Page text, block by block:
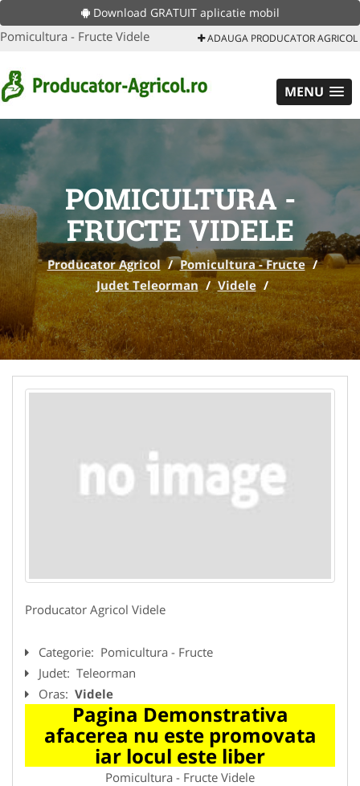
Download GRATUIT aplicatie mobil
Pomicultura - Fructe Videle ADAUGA PRODUCATOR AGRICOL
MENU
POMICULTURA -
FRUCTE VIDELE
Producator Agricol / Pomicultura - Fructe /
Judet Teleorman / Videle /
Producator Agricol Videle
Categorie: Pomicultura - Fructe
Judet: Teleorman
Oras: Videle
Pagina Demonstrativa
afacerea nu este promovata
iar locul este liber
Pomicultura - Fructe Videle